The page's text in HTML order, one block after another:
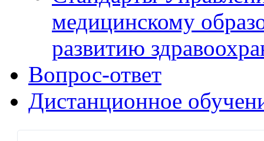
медицинскому
развитию
Вопрос-ответ
Дистанционное